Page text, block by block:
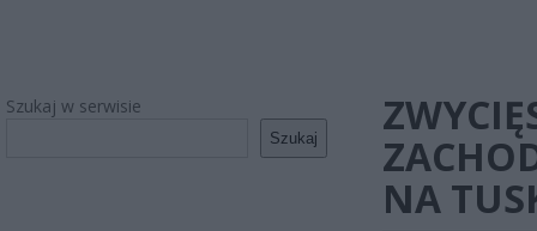
Szukaj w serwisie
Szukaj
NA